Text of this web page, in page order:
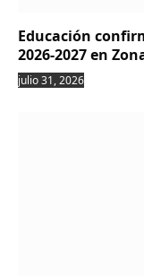
Educación
2026-2027 en
julio 31, 2026